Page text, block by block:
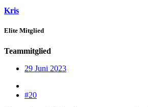
Kris
Elite Mitglied
Teammitglied
29 Juni 2023
#20